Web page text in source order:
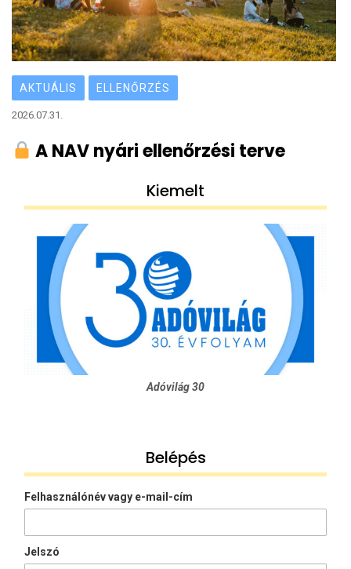
AKTUÁLIS ELLENŐRZÉS
2026.07.31.
A NAV nyári ellenőrzési terve
Kiemelt
Adóvilág 30
Belépés
Felhasználónév vagy e-mail-cím
Jelszó